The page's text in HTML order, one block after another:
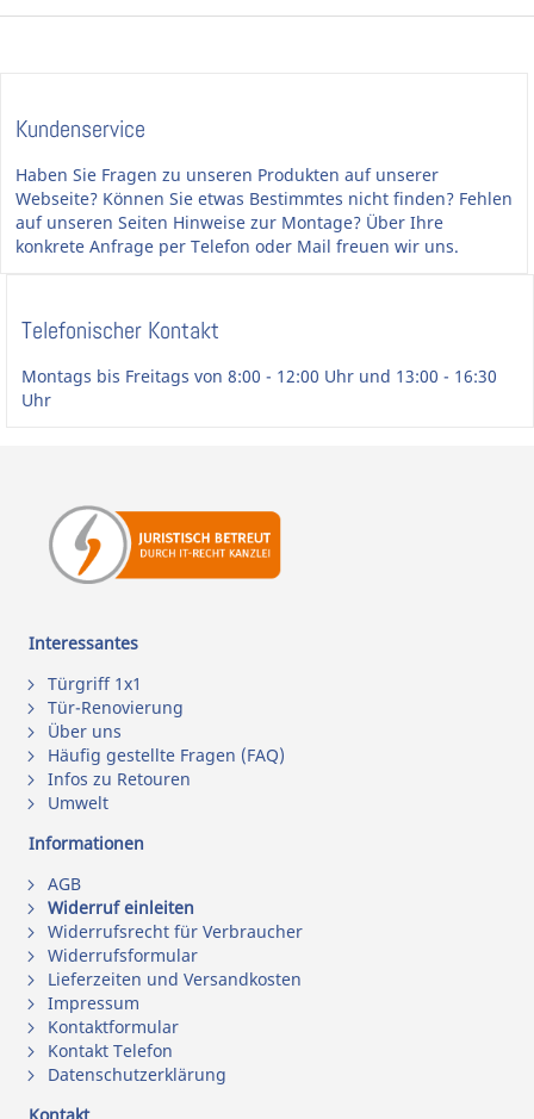
Kundenservice
Haben Sie Fragen zu unseren Produkten auf unserer
Webseite? Können Sie etwas Bestimmtes nicht finden? Fehlen
auf unseren Seiten Hinweise zur Montage? Über Ihre
konkrete Anfrage per Telefon oder Mail freuen wir uns.
Telefonischer Kontakt
Montags bis Freitags von 8:00 - 12:00 Uhr und 13:00 - 16:30
Uhr
Interessantes
Türgriff 1x1
Tür-Renovierung
Über uns
Häufig gestellte Fragen (FAQ)
Infos zu Retouren
Umwelt
Informationen
AGB
Widerruf einleiten
Widerrufsrecht für Verbraucher
Widerrufsformular
Lieferzeiten und Versandkosten
Impressum
Kontaktformular
Kontakt Telefon
Datenschutzerklärung